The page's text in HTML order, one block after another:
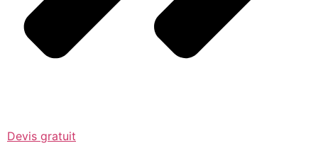
Devis gratuit